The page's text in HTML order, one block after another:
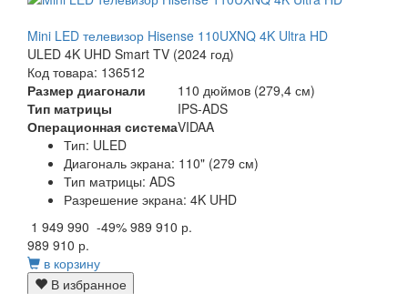
Mini LED телевизор Hisense 110UXNQ 4K Ultra HD
ULED 4K UHD Smart TV (2024 год)
Код товара: 136512
Размер диагонали
110 дюймов (279,4 см)
Тип матрицы
IPS-ADS
Операционная системаVIDAA
Тип: ULED
Диагональ экрана: 110" (279 см)
Тип матрицы: ADS
Разрешение экрана: 4K UHD
1 949 990 -49% 989 910 р.
989 910 р.
в корзину
В избранное